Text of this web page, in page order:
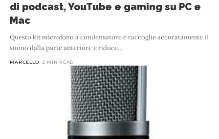
di podcast, YouTube e gaming su PC e
Mac
Questo kit microfono a condensatore è raccoglie accuratamente il
suono dalla parte anteriore e riduce…
MARCELLO 3 MIN READ